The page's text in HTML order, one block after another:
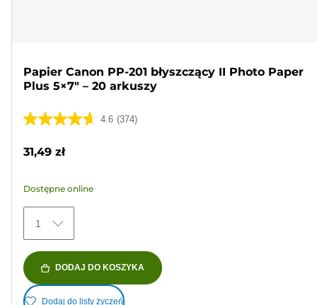
Papier Canon PP-201 błyszczący II Photo Paper
Plus 5×7" – 20 arkuszy
4.6 (374)
4.6
5
374
Recenzji
31,49 zł
Dostępne online
1
DODAJ DO KOSZYKA
Dodaj do listy życzeń